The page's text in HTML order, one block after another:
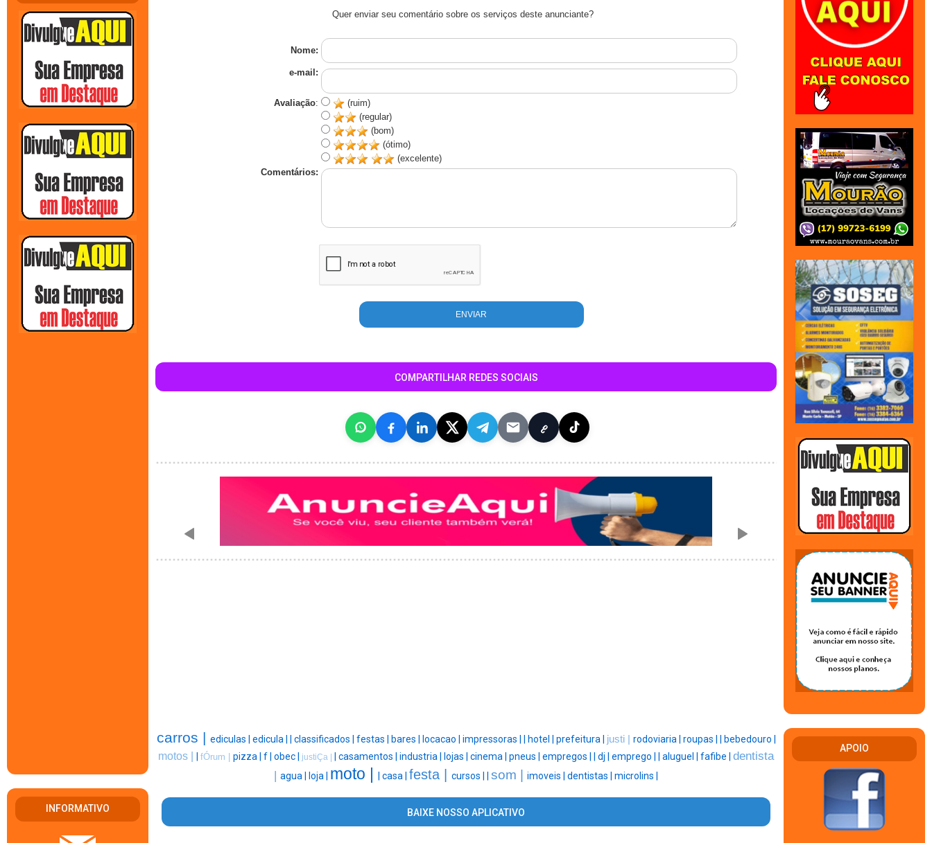
INFORMATIVO
Quer enviar seu comentário sobre os serviços deste anunciante?
Nome:
e-mail:
Avaliação:
(ruim)
(regular)
(bom)
(ótimo)
(excelente)
Comentários:
COMPARTILHAR REDES SOCIAIS
carros | ediculas | edicula | classificados | festas | bares | locacao | impressoras | hotel | prefeitura | justi | rodoviaria | roupas | bebedouro |
motos | fÓrum | pizza | f | obec | justiÇa | casamentos | industria | lojas | cinema | pneus | empregos | dj | emprego | aluguel | fafibe | dentista
| agua | loja | moto | casa | festa | cursos | som | imoveis | dentistas | microlins |
BAIXE NOSSO APLICATIVO
APOIO